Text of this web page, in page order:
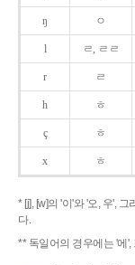
ŋ ㅇ
l ㄹ, ㄹㄹ
r ㄹ
h ㅎ
ç ㅎ
x ㅎ
* [j], [w]의 '이'와 '오, 우',
다.
** 독일어의 경우에는 '에